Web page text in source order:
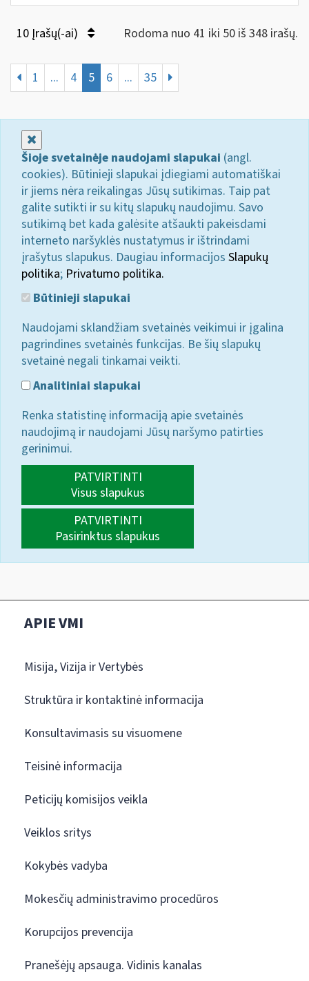
10 Įrašų(-ai) Rodoma nuo 41 iki 50 iš 348 irašų.
1 ... 4 5 6 ... 35
Šioje svetainėje naudojami slapukai (angl.
cookies). Būtinieji slapukai įdiegiami automatiškai
ir jiems nėra reikalingas Jūsų sutikimas. Taip pat
galite sutikti ir su kitų slapukų naudojimu. Savo
sutikimą bet kada galėsite atšaukti pakeisdami
interneto naršyklės nustatymus ir ištrindami
įrašytus slapukus. Daugiau informacijos Slapukų
politika; Privatumo politika.
Būtinieji slapukai
Naudojami sklandžiam svetainės veikimui ir įgalina
pagrindines svetainės funkcijas. Be šių slapukų
svetainė negali tinkamai veikti.
Analitiniai slapukai
Renka statistinę informaciją apie svetainės
naudojimą ir naudojami Jūsų naršymo patirties
gerinimui.
PATVIRTINTI
Visus slapukus
PATVIRTINTI
Pasirinktus slapukus
APIE VMI
Misija, Vizija ir Vertybės
Struktūra ir kontaktinė informacija
Konsultavimasis su visuomene
Teisinė informacija
Peticijų komisijos veikla
Veiklos sritys
Kokybės vadyba
Mokesčių administravimo procedūros
Korupcijos prevencija
Pranešėjų apsauga. Vidinis kanalas